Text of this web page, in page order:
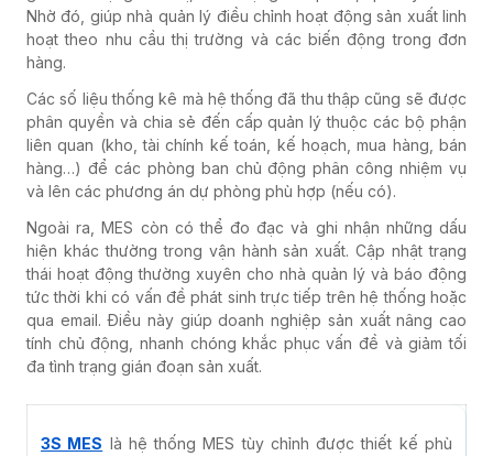
Nhờ đó, giúp nhà quản lý điều chỉnh hoạt động sản xuất linh
hoạt theo nhu cầu thị trường và các biến động trong đơn
hàng.
Các số liệu thống kê mà hệ thống đã thu thập cũng sẽ được
phân quyền và chia sẻ đến cấp quản lý thuộc các bộ phận
liên quan (kho, tài chính kế toán, kế hoạch, mua hàng, bán
hàng…) để các phòng ban chủ động phân công nhiệm vụ
và lên các phương án dự phòng phù hợp (nếu có).
Ngoài ra, MES còn có thể đo đạc và ghi nhận những dấu
hiện khác thường trong vận hành sản xuất. Cập nhật trạng
thái hoạt động thường xuyên cho nhà quản lý và báo động
tức thời khi có vấn đề phát sinh trực tiếp trên hệ thống hoặc
qua email. Điều này giúp doanh nghiệp sản xuất nâng cao
tính chủ động, nhanh chóng khắc phục vấn đề và giảm tối
đa tình trạng gián đoạn sản xuất.
3S MES là hệ thống MES tùy chỉnh được thiết kế phù